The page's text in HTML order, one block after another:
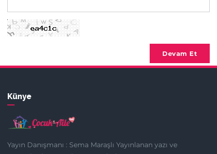
Devam Et
Künye
Yayın Danışmanı : Sema Maraşlı Yayınlanan yazı ve